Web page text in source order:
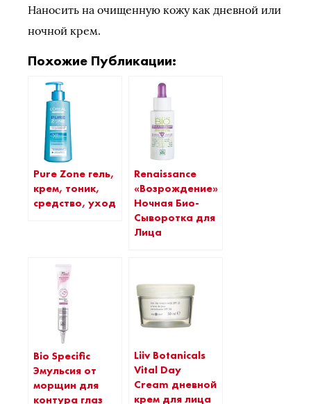
Наносить на очищенную кожу как дневной или
ночной крем.
Похожие Публикации:
Pure Zone гель,
крем, тоник,
средство, уход
Renaissance
«Возрождение»
Ночная Био-
Сыворотка для
Лица
Bio Specific
Эмульсия от
морщин для
контура глаз
Liiv Botanicals
Vital Day
Cream дневной
крем для лица